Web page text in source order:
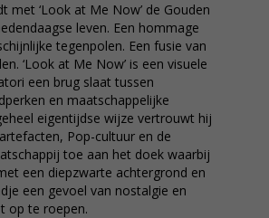
met ‘Look at Me Now’ de Gouden
leven. Een hommage
tegenpolen. Een fusie van
‘Look at Me Now’ is een visuele
een brug slaat tussen
en maatschappelijke
eigentijdse wijze vertrouwt hij
Pop-cultuur en de
toe aan het doek waarbij
een diepzwarte achtergrond en
een gevoel van nostalgie en
op te roepen.